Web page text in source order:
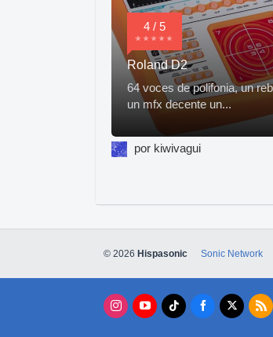
4 / 5
Roland D2
64 voces de polifonia, un
un mfx decente un...
por kiwivagui
© 2026 Hispasonic Sonic Network